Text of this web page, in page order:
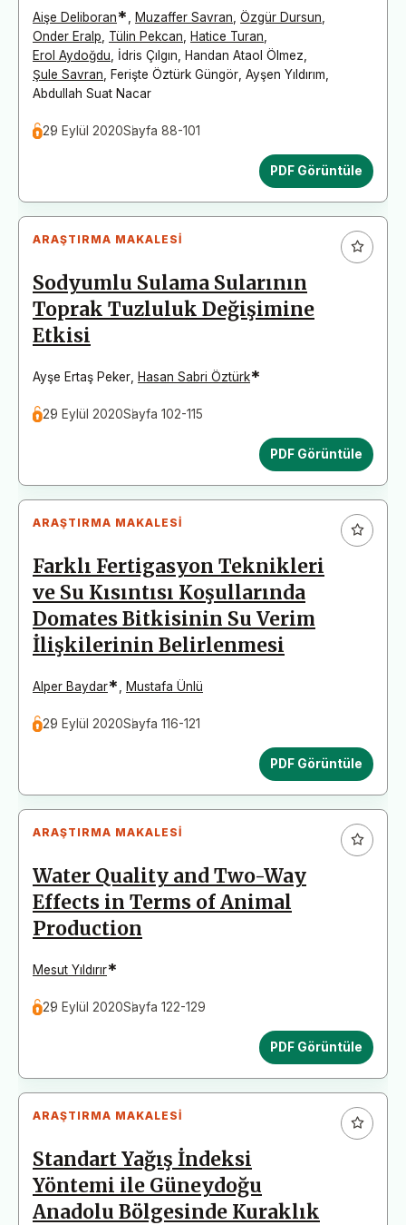
Aişe Deliboran* Muzaffer Savran Özgür Dursun
Onder Eralp
Tülin Pekcan Hatice Turan
Erol Aydoğdu
İdris Çılgın Handan Ataol Ölmez
Şule Savran
Ferişte Öztürk Güngör Ayşen Yıldırım
Abdullah Suat Nacar
29 Eylül 2020Sayfa 88-101
PDF Görüntüle
ARAŞTIRMA MAKALESI
Sodyumlu Sulama Sularının
Toprak Tuzluluk Değişimine
Etkisi
Ayşe Ertaş Peker Hasan Sabri Öztürk*
29 Eylül 2020Sayfa 102-115
PDF Görüntüle
ARAŞTIRMA MAKALESI
Farklı Fertigasyon Teknikleri
ve Su Kısıntısı Koşullarında
Domates Bitkisinin Su Verim
İlişkilerinin Belirlenmesi
Alper Baydar* Mustafa Ünlü
29 Eylül 2020Sayfa 116-121
PDF Görüntüle
ARAŞTIRMA MAKALESI
Water Quality and Two-Way
Effects in Terms of Animal
Production
Mesut Yıldırır*
29 Eylül 2020Sayfa 122-129
PDF Görüntüle
ARAŞTIRMA MAKALESI
Standart Yağış İndeksi
Yöntemi ile Güneydoğu
Anadolu Bölgesinde Kuraklık